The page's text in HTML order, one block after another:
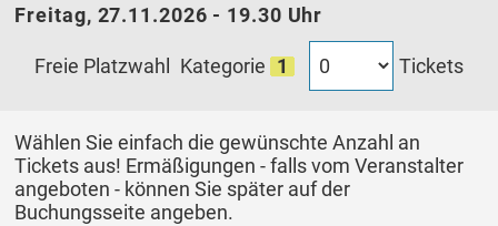
Freitag, 27.11.2026 - 19.30 Uhr
Freie Platzwahl Kategorie 1 Tickets
Wählen Sie einfach die gewünschte Anzahl an
Tickets aus! Ermäßigungen - falls vom Veranstalter
angeboten - können Sie später auf der
Buchungsseite angeben.